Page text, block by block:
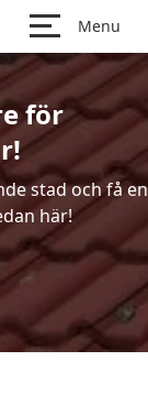
Menu
för
stad och få en
här!